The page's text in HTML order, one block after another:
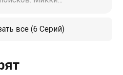
каннибалом"
Однако
все (6 Серий)